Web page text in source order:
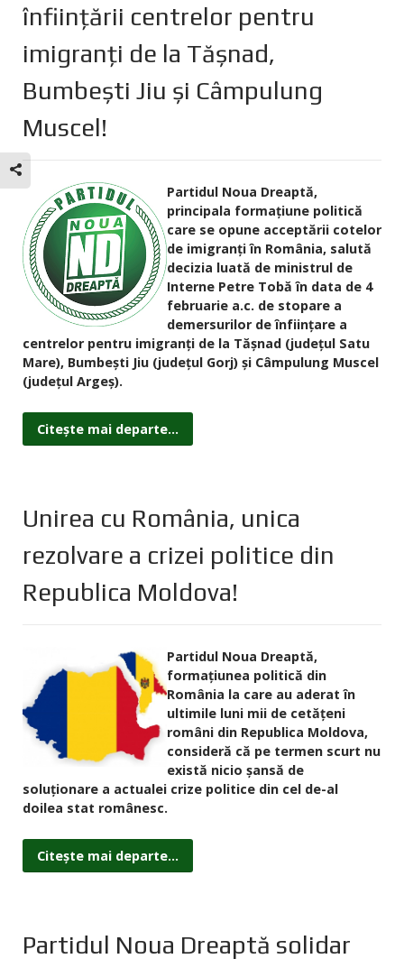
înfiinţării centrelor pentru
imigranţi de la Tăşnad,
Bumbeşti Jiu şi Câmpulung
Muscel!
Partidul Noua Dreaptă,
principala formaţiune politică
care se opune acceptării cotelor
de imigranţi în România, salută
decizia luată de ministrul de
Interne Petre Tobă în data de 4
februarie a.c. de stopare a
demersurilor de înfiinţare a
centrelor pentru imigranţi de la Tăşnad (judeţul Satu
Mare), Bumbeşti Jiu (judeţul Gorj) şi Câmpulung Muscel
(judeţul Argeş).
Citește mai departe...
Unirea cu România, unica
rezolvare a crizei politice din
Republica Moldova!
Partidul Noua Dreaptă,
formaţiunea politică din
România la care au aderat în
ultimile luni mii de cetăţeni
români din Republica Moldova,
consideră că pe termen scurt nu
există nicio şansă de
soluţionare a actualei crize politice din cel de-al
doilea stat românesc.
Citește mai departe...
Partidul Noua Dreaptă solidar